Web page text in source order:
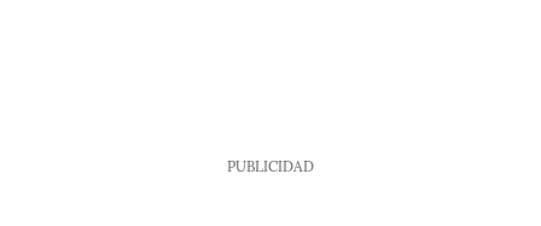
PUBLICIDAD